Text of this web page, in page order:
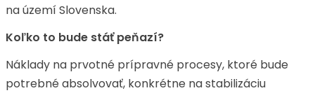
na území Slovenska.
Koľko to bude stáť peňazí?
Náklady na prvotné prípravné procesy, ktoré bude
potrebné absolvovať, konkrétne na stabilizáciu